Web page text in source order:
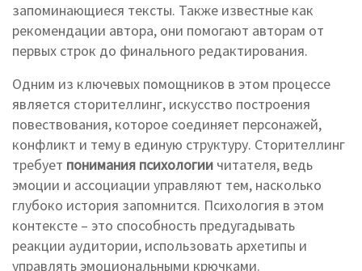
запоминающиеся тексты. Также известные как
рекомендации автора, они помогают авторам от
первых строк до финального редактирования.
Одним из ключевых помощников в этом процессе
является сторителлинг, искусство построения
повествования, которое соединяет персонажей,
конфликт и тему в единую структуру. Сторителлинг
требует понимания психологии читателя, ведь
эмоции и ассоциации управляют тем, насколько
глубоко история запомнится. Психология в этом
контексте – это способность предугадывать
реакции аудитории, использовать архетипы и
управлять эмоциональными крючками.